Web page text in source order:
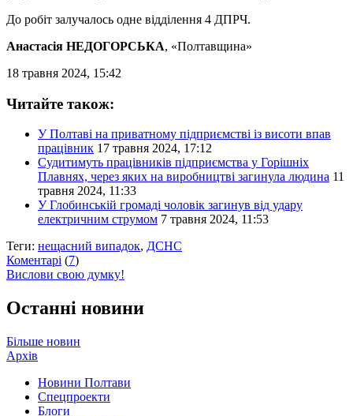
До робіт залучалось одне відділення 4 ДПРЧ.
Анастасія НЕДОГОРСЬКА, «Полтавщина»
18 травня 2024, 15:42
Читайте також:
У Полтаві на приватному підприємстві із висоти впав
працівник 17 травня 2024, 17:12
Судитимуть працівників підприємства у Горішніх
Плавнях, через яких на виробництві загинула людина 11
травня 2024, 11:33
У Глобинській громаді чоловік загинув від удару
електричним струмом 7 травня 2024, 11:53
Теги: нещасний випадок, ДСНС
Коментарі (7)
Вислови свою думку!
Останні новини
Більше новин
Архів
Новини Полтави
Спецпроекти
Блоги